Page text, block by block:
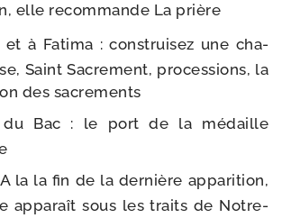
elle recom­mande La prière
et à Fatima : construi­sez une cha­
Saint Sacrement, pro­ces­sions, la
des sacrements
Bac : le port de la médaille
la la fin de la der­nière appa­ri­tion,
appa­raît sous les traits de Notre-​